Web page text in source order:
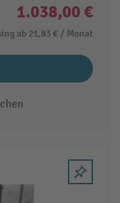
1.038,00 €
ab 21,83 € / Monat